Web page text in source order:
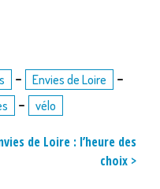
- Envies de Loire -
- vélo
de Loire : l’heure des
choix >